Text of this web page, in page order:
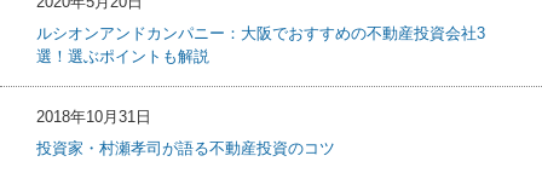
ルシオンアンドカンパニー：大阪でおすすめの不動産投資会社3
選！選ぶポイントも解説
2018年10月31日
投資家・村瀬孝司が語る不動産投資のコツ